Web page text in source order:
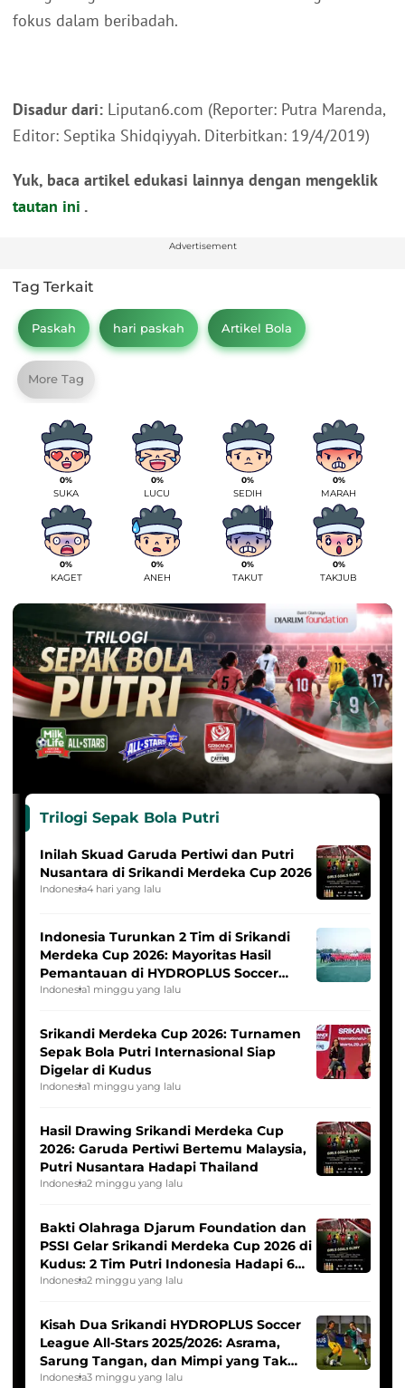
fokus dalam beribadah.
Disadur dari: Liputan6.com (Reporter: Putra Marenda,
Editor: Septika Shidqiyyah. Diterbitkan: 19/4/2019)
Yuk, baca artikel edukasi lainnya dengan mengeklik
tautan ini .
Advertisement
Tag Terkait
Paskah hari paskah Artikel Bola
More Tag
0%
SUKA
0%
LUCU
0%
SEDIH
0%
MARAH
0%
KAGET
0%
ANEH
0%
TAKUT
0%
TAKJUB
Trilogi Sepak Bola Putri
Inilah Skuad Garuda Pertiwi dan Putri
Nusantara di Srikandi Merdeka Cup 2026
Indonesia4 hari yang lalu
Indonesia Turunkan 2 Tim di Srikandi
Merdeka Cup 2026: Mayoritas Hasil
Pemantauan di HYDROPLUS Soccer
League
Indonesia1 minggu yang lalu
Srikandi Merdeka Cup 2026: Turnamen
Sepak Bola Putri Internasional Siap
Digelar di Kudus
Indonesia1 minggu yang lalu
Hasil Drawing Srikandi Merdeka Cup
2026: Garuda Pertiwi Bertemu Malaysia,
Putri Nusantara Hadapi Thailand
Indonesia2 minggu yang lalu
Bakti Olahraga Djarum Foundation dan
PSSI Gelar Srikandi Merdeka Cup 2026 di
Kudus: 2 Tim Putri Indonesia Hadapi 6
Tim Asia
Indonesia2 minggu yang lalu
Kisah Dua Srikandi HYDROPLUS Soccer
League All-Stars 2025/2026: Asrama,
Sarung Tangan, dan Mimpi yang Tak
Pernah Padam
Indonesia3 minggu yang lalu